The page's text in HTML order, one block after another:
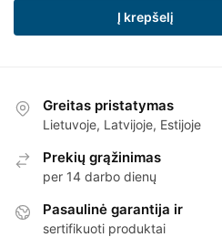
Į krepšelį
Greitas pristatymas
Lietuvoje, Latvijoje, Estijoje
Prekių grąžinimas
per 14 darbo dienų
Pasaulinė garantija ir
sertifikuoti produktai